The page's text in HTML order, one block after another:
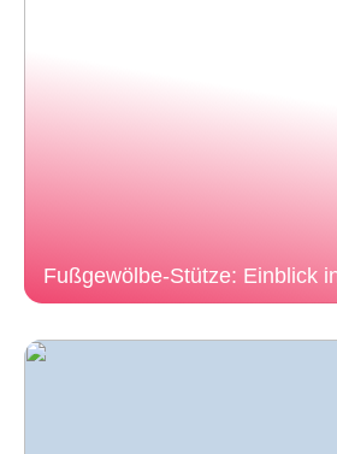
Fußgewölbe-Stütze: Einblick